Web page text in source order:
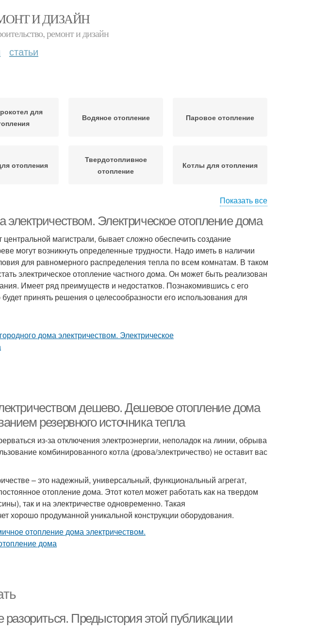
И ДИЗАЙН
ремонт и дизайн
статьи
для
Водяное отопление Паровое отопление
отопления
Твердотопливное
отопление
Котлы для отопления
Показать все
электричеством. Электрическое отопление дома
магистрали, бывает сложно обеспечить создание
могут возникнуть определенные трудности. Надо иметь в наличии
для равномерного распределения тепла по всем комнатам. В таком
электрическое отопление частного дома. Он может быть реализован
Имеет ряд преимуществ и недостатков. Познакомившись с его
принять решения о целесообразности его использования для
дешево. Дешевое отопление дома
резервного источника тепла
из-за отключения электроэнергии, неполадок на линии, обрыва
комбинированного котла (дрова/электричество) не оставит вас
– это надежный, универсальный, функциональный агрегат,
отопление дома. Этот котел может работать как на твердом
так и на электричестве одновременно. Такая
хорошо продуманной уникальной конструкции оборудования.
разориться. Предыстория этой публикации